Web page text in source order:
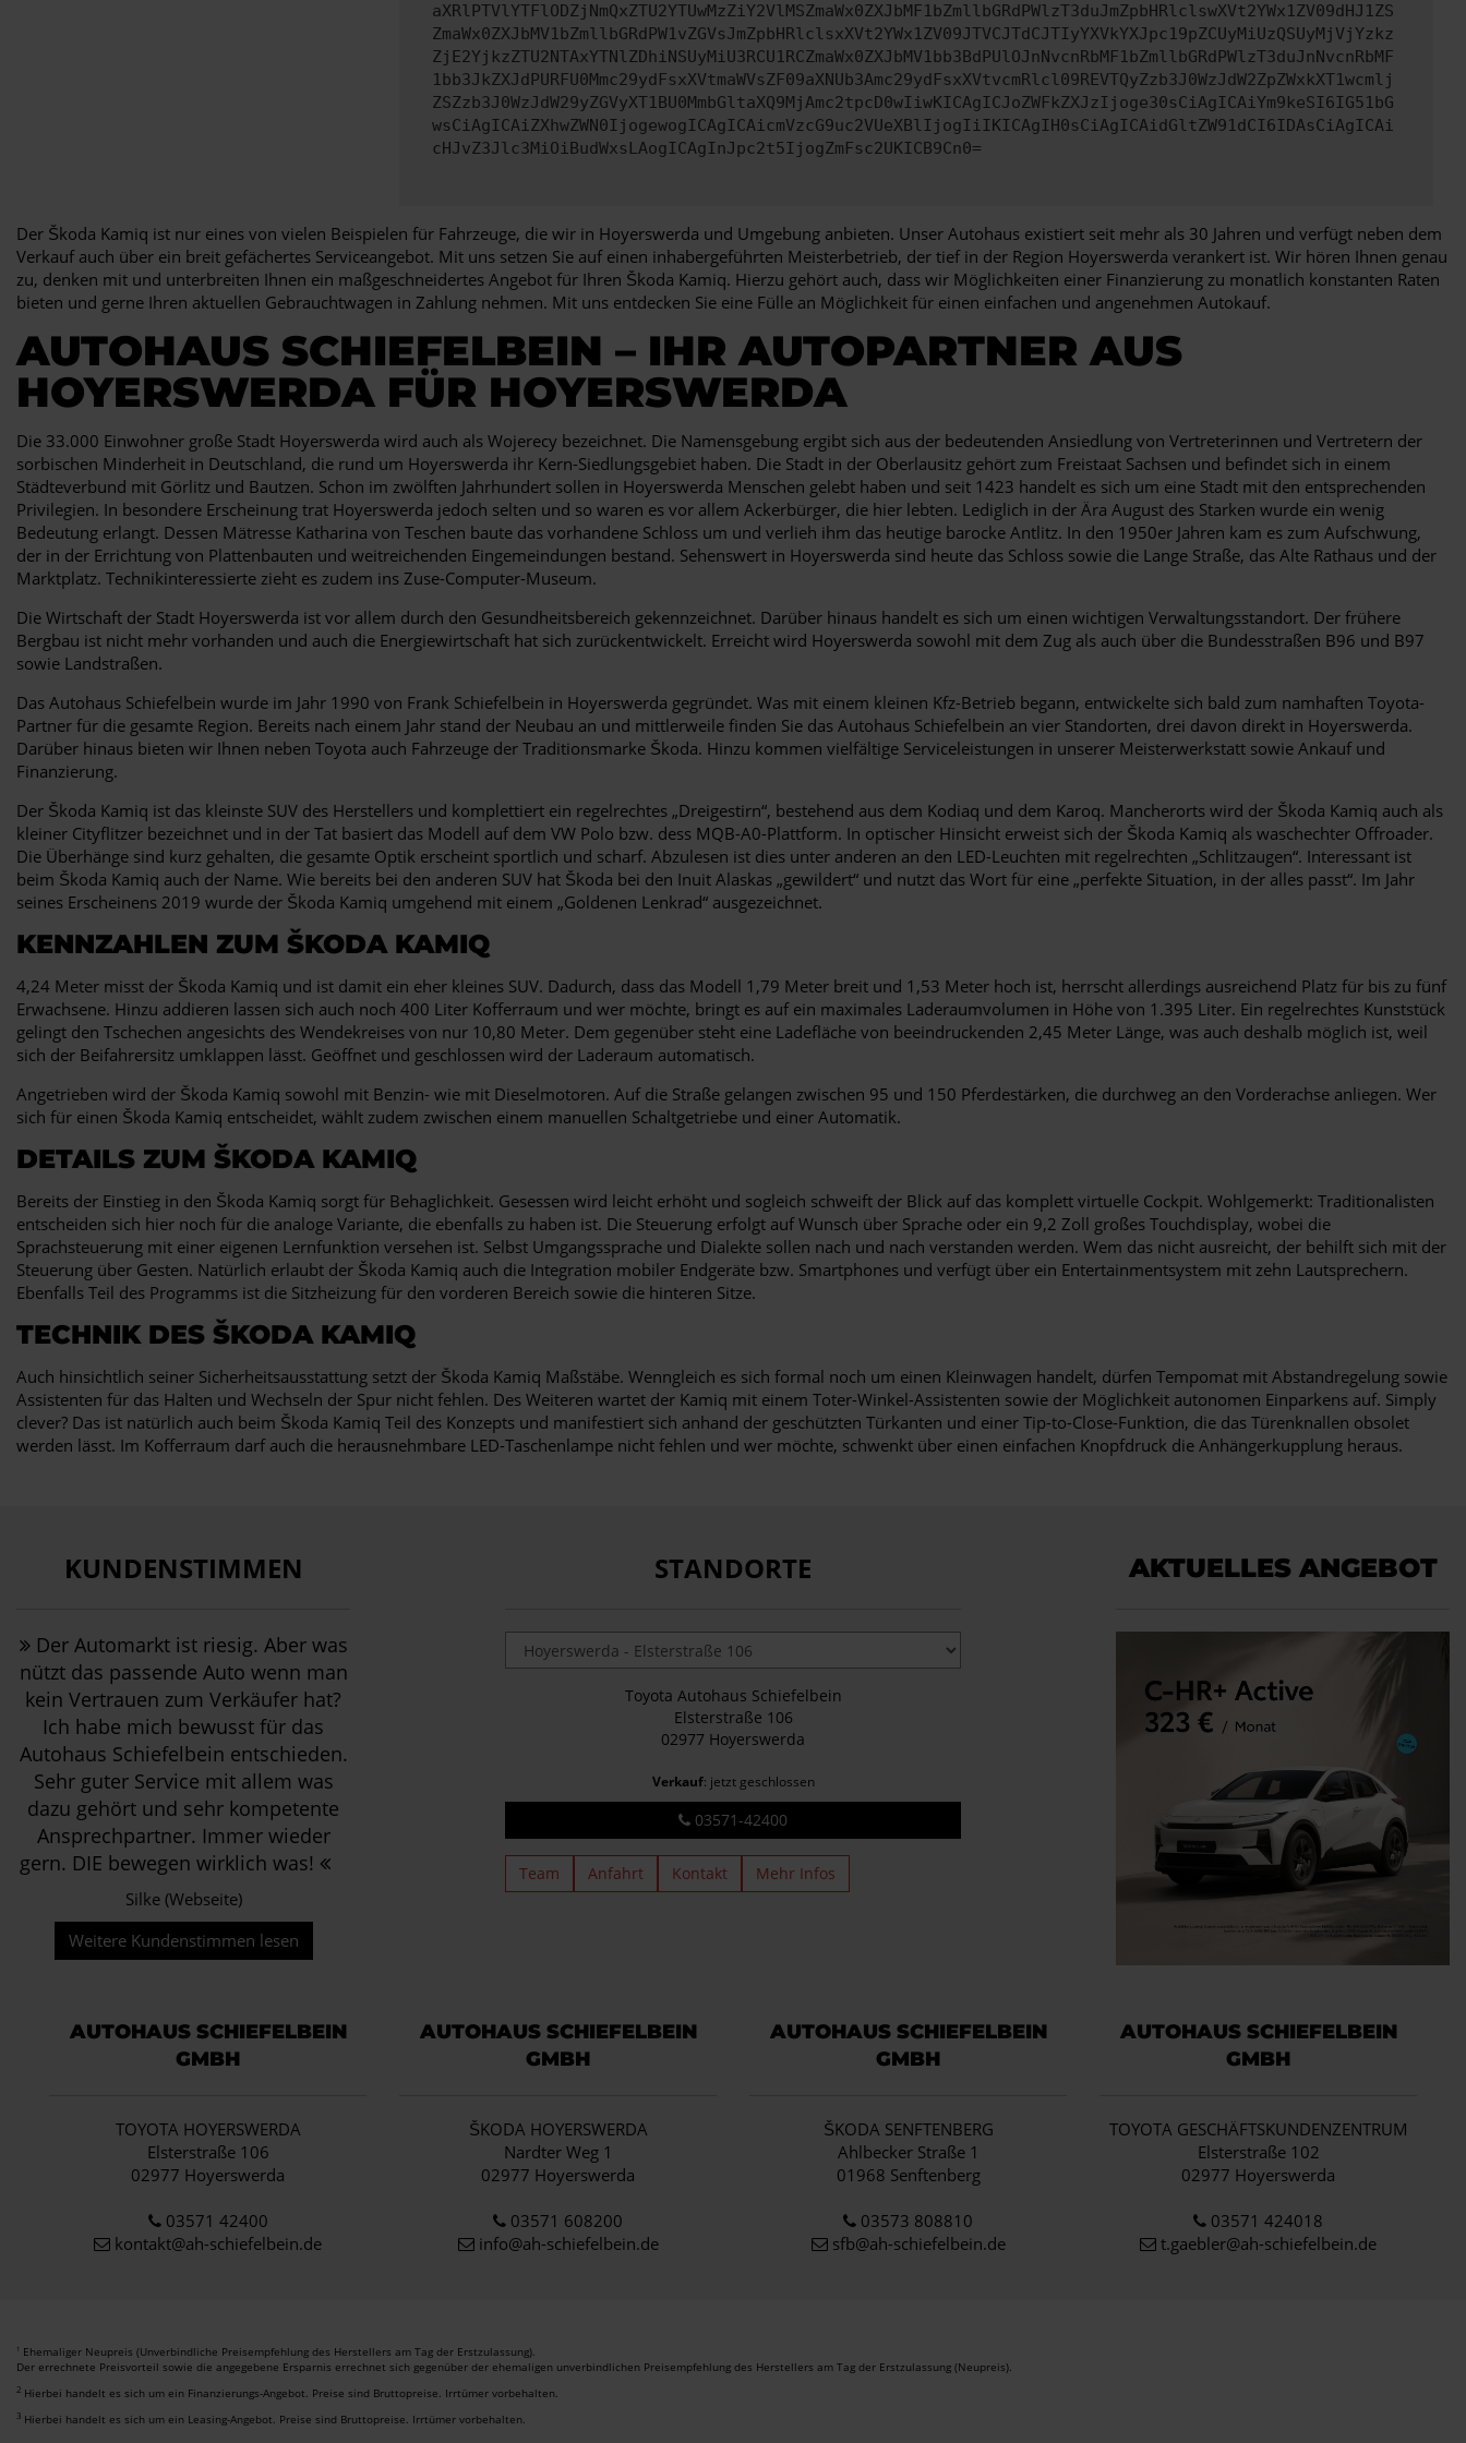
aXRlPTVlYTFlODZjNmQxZTU2YTUwMzZiY2VlMSZmaWx0ZXJbMF1bZmllbGRdPWlzT3duJmZpbHRlclswXVt2YWx1ZV09dHJ1ZS
ZmaWx0ZXJbMV1bZmllbGRdPW1vZGVsJmZpbHRlclsxXVt2YWx1ZV09JTVCJTdCJTIyYXVkYXJpc19pZCUyMiUzQSUyMjVjYzkz
ZjE2YjkzZTU2NTAxYTNlZDhiNSUyMiU3RCU1RCZmaWx0ZXJbMV1bb3BdPUlOJnNvcnRbMF1bZmllbGRdPWlzT3duJnNvcnRbMF
1bb3JkZXJdPURFU0Mmc29ydFsxXVtmaWVsZF09aXNUb3Amc29ydFsxXVtvcmRlcl09REVTQyZzb3J0WzJdW2ZpZWxkXT1wcmlj
ZSZzb3J0WzJdW29yZGVyXT1BU0MmbGltaXQ9MjAmc2tpcD0wIiwKICAgICJoZWFkZXJzIjoge30sCiAgICAiYm9keSI6IG51bG
wsCiAgICAiZXhwZWN0IjogewogICAgICAicmVzcG9uc2VUeXBlIjogIiIKICAgIH0sCiAgICAidGltZW91dCI6IDAsCiAgICAi
cHJvZ3Jlc3MiOiBudWxsLAogICAgInJpc2t5IjogZmFsc2UKICB9Cn0=
Der Škoda Kamiq ist nur eines von vielen Beispielen für Fahrzeuge, die wir in Hoyerswerda und Umgebung anbieten. Unser Autohaus existiert seit mehr als 30 Jahren und verfügt neben dem
Verkauf auch über ein breit gefächertes Serviceangebot. Mit uns setzen Sie auf einen inhabergeführten Meisterbetrieb, der tief in der Region Hoyerswerda verankert ist. Wir hören Ihnen genau
zu, denken mit und unterbreiten Ihnen ein maßgeschneidertes Angebot für Ihren Škoda Kamiq. Hierzu gehört auch, dass wir Möglichkeiten einer Finanzierung zu monatlich konstanten Raten
bieten und gerne Ihren aktuellen Gebrauchtwagen in Zahlung nehmen. Mit uns entdecken Sie eine Fülle an Möglichkeit für einen einfachen und angenehmen Autokauf.
AUTOHAUS SCHIEFELBEIN – IHR AUTOPARTNER AUS
HOYERSWERDA FÜR HOYERSWERDA
Die 33.000 Einwohner große Stadt Hoyerswerda wird auch als Wojerecy bezeichnet. Die Namensgebung ergibt sich aus der bedeutenden Ansiedlung von Vertreterinnen und Vertretern der
sorbischen Minderheit in Deutschland, die rund um Hoyerswerda ihr Kern-Siedlungsgebiet haben. Die Stadt in der Oberlausitz gehört zum Freistaat Sachsen und befindet sich in einem
Städteverbund mit Görlitz und Bautzen. Schon im zwölften Jahrhundert sollen in Hoyerswerda Menschen gelebt haben und seit 1423 handelt es sich um eine Stadt mit den entsprechenden
Privilegien. In besondere Erscheinung trat Hoyerswerda jedoch selten und so waren es vor allem Ackerbürger, die hier lebten. Lediglich in der Ära August des Starken wurde ein wenig
Bedeutung erlangt. Dessen Mätresse Katharina von Teschen baute das vorhandene Schloss um und verlieh ihm das heutige barocke Antlitz. In den 1950er Jahren kam es zum Aufschwung,
der in der Errichtung von Plattenbauten und weitreichenden Eingemeindungen bestand. Sehenswert in Hoyerswerda sind heute das Schloss sowie die Lange Straße, das Alte Rathaus und der
Marktplatz. Technikinteressierte zieht es zudem ins Zuse-Computer-Museum.
Die Wirtschaft der Stadt Hoyerswerda ist vor allem durch den Gesundheitsbereich gekennzeichnet. Darüber hinaus handelt es sich um einen wichtigen Verwaltungsstandort. Der frühere
Bergbau ist nicht mehr vorhanden und auch die Energiewirtschaft hat sich zurückentwickelt. Erreicht wird Hoyerswerda sowohl mit dem Zug als auch über die Bundesstraßen B96 und B97
sowie Landstraßen.
Das Autohaus Schiefelbein wurde im Jahr 1990 von Frank Schiefelbein in Hoyerswerda gegründet. Was mit einem kleinen Kfz-Betrieb begann, entwickelte sich bald zum namhaften Toyota-
Partner für die gesamte Region. Bereits nach einem Jahr stand der Neubau an und mittlerweile finden Sie das Autohaus Schiefelbein an vier Standorten, drei davon direkt in Hoyerswerda.
Darüber hinaus bieten wir Ihnen neben Toyota auch Fahrzeuge der Traditionsmarke Škoda. Hinzu kommen vielfältige Serviceleistungen in unserer Meisterwerkstatt sowie Ankauf und
Finanzierung.
Der Škoda Kamiq ist das kleinste SUV des Herstellers und komplettiert ein regelrechtes „Dreigestirn“, bestehend aus dem Kodiaq und dem Karoq. Mancherorts wird der Škoda Kamiq auch als
kleiner Cityflitzer bezeichnet und in der Tat basiert das Modell auf dem VW Polo bzw. dess MQB-A0-Plattform. In optischer Hinsicht erweist sich der Škoda Kamiq als waschechter Offroader.
Die Überhänge sind kurz gehalten, die gesamte Optik erscheint sportlich und scharf. Abzulesen ist dies unter anderen an den LED-Leuchten mit regelrechten „Schlitzaugen“. Interessant ist
beim Škoda Kamiq auch der Name. Wie bereits bei den anderen SUV hat Škoda bei den Inuit Alaskas „gewildert“ und nutzt das Wort für eine „perfekte Situation, in der alles passt“. Im Jahr
seines Erscheinens 2019 wurde der Škoda Kamiq umgehend mit einem „Goldenen Lenkrad“ ausgezeichnet.
KENNZAHLEN ZUM ŠKODA KAMIQ
4,24 Meter misst der Škoda Kamiq und ist damit ein eher kleines SUV. Dadurch, dass das Modell 1,79 Meter breit und 1,53 Meter hoch ist, herrscht allerdings ausreichend Platz für bis zu fünf
Erwachsene. Hinzu addieren lassen sich auch noch 400 Liter Kofferraum und wer möchte, bringt es auf ein maximales Laderaumvolumen in Höhe von 1.395 Liter. Ein regelrechtes Kunststück
gelingt den Tschechen angesichts des Wendekreises von nur 10,80 Meter. Dem gegenüber steht eine Ladefläche von beeindruckenden 2,45 Meter Länge, was auch deshalb möglich ist, weil
sich der Beifahrersitz umklappen lässt. Geöffnet und geschlossen wird der Laderaum automatisch.
Angetrieben wird der Škoda Kamiq sowohl mit Benzin- wie mit Dieselmotoren. Auf die Straße gelangen zwischen 95 und 150 Pferdestärken, die durchweg an den Vorderachse anliegen. Wer
sich für einen Škoda Kamiq entscheidet, wählt zudem zwischen einem manuellen Schaltgetriebe und einer Automatik.
DETAILS ZUM ŠKODA KAMIQ
Bereits der Einstieg in den Škoda Kamiq sorgt für Behaglichkeit. Gesessen wird leicht erhöht und sogleich schweift der Blick auf das komplett virtuelle Cockpit. Wohlgemerkt: Traditionalisten
entscheiden sich hier noch für die analoge Variante, die ebenfalls zu haben ist. Die Steuerung erfolgt auf Wunsch über Sprache oder ein 9,2 Zoll großes Touchdisplay, wobei die
Sprachsteuerung mit einer eigenen Lernfunktion versehen ist. Selbst Umgangssprache und Dialekte sollen nach und nach verstanden werden. Wem das nicht ausreicht, der behilft sich mit der
Steuerung über Gesten. Natürlich erlaubt der Škoda Kamiq auch die Integration mobiler Endgeräte bzw. Smartphones und verfügt über ein Entertainmentsystem mit zehn Lautsprechern.
Ebenfalls Teil des Programms ist die Sitzheizung für den vorderen Bereich sowie die hinteren Sitze.
TECHNIK DES ŠKODA KAMIQ
Auch hinsichtlich seiner Sicherheitsausstattung setzt der Škoda Kamiq Maßstäbe. Wenngleich es sich formal noch um einen Kleinwagen handelt, dürfen Tempomat mit Abstandregelung sowie
Assistenten für das Halten und Wechseln der Spur nicht fehlen. Des Weiteren wartet der Kamiq mit einem Toter-Winkel-Assistenten sowie der Möglichkeit autonomen Einparkens auf. Simply
clever? Das ist natürlich auch beim Škoda Kamiq Teil des Konzepts und manifestiert sich anhand der geschützten Türkanten und einer Tip-to-Close-Funktion, die das Türenknallen obsolet
werden lässt. Im Kofferraum darf auch die herausnehmbare LED-Taschenlampe nicht fehlen und wer möchte, schwenkt über einen einfachen Knopfdruck die Anhängerkupplung heraus.
KUNDENSTIMMEN
Der Automarkt ist riesig. Aber was
nützt das passende Auto wenn man
kein Vertrauen zum Verkäufer hat?
Ich habe mich bewusst für das
Autohaus Schiefelbein entschieden.
Sehr guter Service mit allem was
dazu gehört und sehr kompetente
Ansprechpartner. Immer wieder
gern. DIE bewegen wirklich was!
Silke (Webseite)
Weitere Kundenstimmen lesen
STANDORTE
Toyota Autohaus Schiefelbein
Elsterstraße 106
02977 Hoyerswerda
Verkauf: jetzt geschlossen
03571-42400
Team Anfahrt Kontakt Mehr Infos
AKTUELLES ANGEBOT
AUTOHAUS SCHIEFELBEIN
GMBH
TOYOTA HOYERSWERDA
Elsterstraße 106
02977 Hoyerswerda
03571 42400
kontakt@ah-schiefelbein.de
AUTOHAUS SCHIEFELBEIN
GMBH
ŠKODA HOYERSWERDA
Nardter Weg 1
02977 Hoyerswerda
03571 608200
info@ah-schiefelbein.de
AUTOHAUS SCHIEFELBEIN
GMBH
ŠKODA SENFTENBERG
Ahlbecker Straße 1
01968 Senftenberg
03573 808810
sfb@ah-schiefelbein.de
AUTOHAUS SCHIEFELBEIN
GMBH
TOYOTA GESCHÄFTSKUNDENZENTRUM
Elsterstraße 102
02977 Hoyerswerda
03571 424018
t.gaebler@ah-schiefelbein.de
1 Ehemaliger Neupreis (Unverbindliche Preisempfehlung des Herstellers am Tag der Erstzulassung).
Der errechnete Preisvorteil sowie die angegebene Ersparnis errechnet sich gegenüber der ehemaligen unverbindlichen Preisempfehlung des Herstellers am Tag der Erstzulassung (Neupreis).
2 Hierbei handelt es sich um ein Finanzierungs-Angebot. Preise sind Bruttopreise. Irrtümer vorbehalten.
3 Hierbei handelt es sich um ein Leasing-Angebot. Preise sind Bruttopreise. Irrtümer vorbehalten.